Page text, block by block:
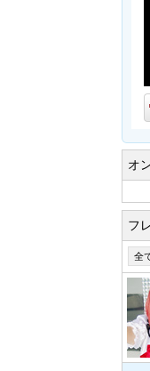
オ
フ
全